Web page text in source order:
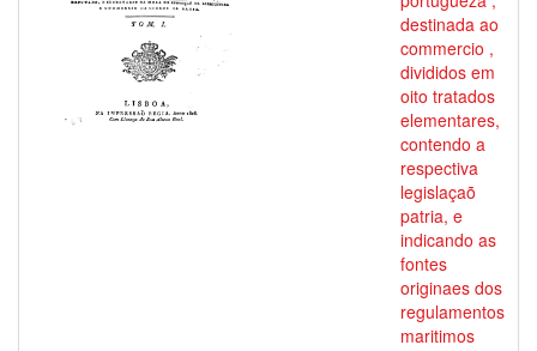
destinada ao
commercio ,
divididos em
oito tratados
elementares,
contendo a
respectiva
legislaçaõ
patria, e
indicando as
fontes
originaes dos
regulamentos
maritimos